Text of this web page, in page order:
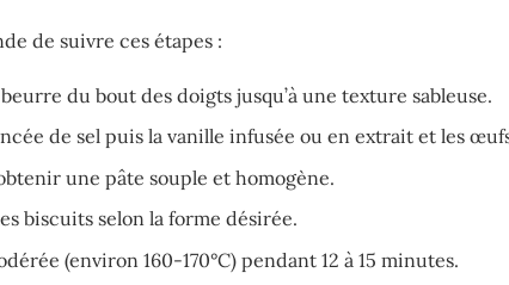
de suivre ces étapes :
du bout des doigts jusqu’à une texture sableuse.
de sel puis la vanille infusée ou en extrait et les
une pâte souple et homogène.
biscuits selon la forme désirée.
(environ 160-170°C) pendant 12 à 15 minutes.